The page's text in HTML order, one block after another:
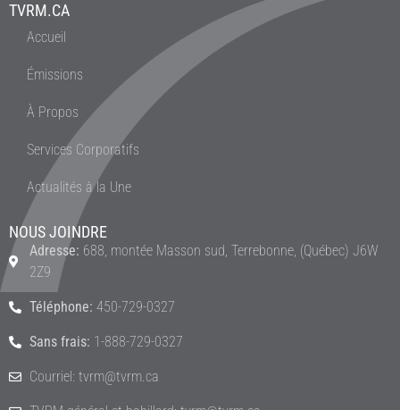
TVRM.CA
Accueil
Émissions
À Propos
Services Corporatifs
Actualités à la Une
NOUS JOINDRE
Adresse: 688, montée Masson sud, Terrebonne, (Québec) J6W
2Z9
Téléphone: 450-729-0327
Sans frais: 1-888-729-0327
Courriel: tvrm@tvrm.ca